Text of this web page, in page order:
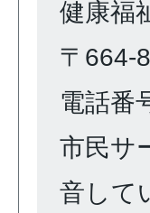
健康福
〒664-
電話番
市民サ
音して